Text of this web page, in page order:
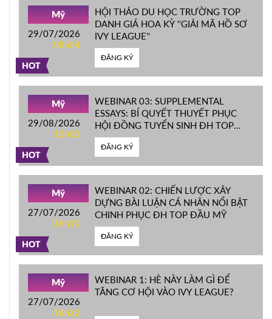
HOT
Mỹ
29/07/2026
08h54
HỘI THẢO DU HỌC TRƯỜNG TOP
DANH GIÁ HOA KỲ ''GIẢI MÃ HỒ SƠ
IVY LEAGUE''
ĐĂNG KÝ
HOT
Mỹ
29/08/2026
10h00
WEBINAR 03: SUPPLEMENTAL
ESSAYS: BÍ QUYẾT THUYẾT PHỤC
HỘI ĐỒNG TUYỂN SINH ĐH TOP
ĐẦU MỸ
ĐĂNG KÝ
HOT
Mỹ
27/07/2026
16h10
WEBINAR 02: CHIẾN LƯỢC XÂY
DỰNG BÀI LUẬN CÁ NHÂN NỔI BẬT
CHINH PHỤC ĐH TOP ĐẦU MỸ
ĐĂNG KÝ
Mỹ
27/07/2026
16h22
WEBINAR 1: HÈ NÀY LÀM GÌ ĐỂ
TĂNG CƠ HỘI VÀO IVY LEAGUE?